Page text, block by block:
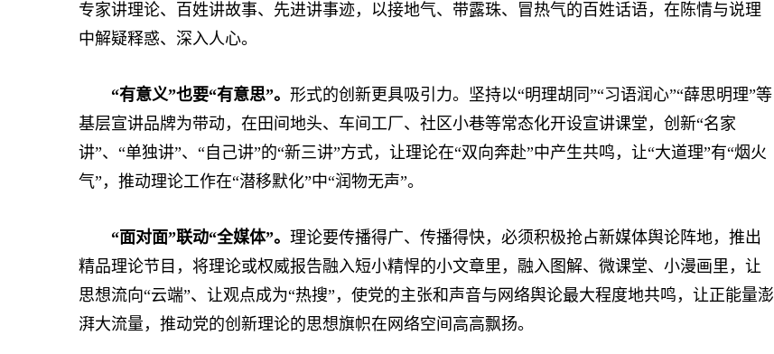
专家讲理论、百姓讲故事、先进讲事迹，以接地气、带露珠、冒热气的百姓话语，在陈情与说理
中解疑释惑、深入人心。
“有意义”也要“有意思”。 形式的创新更具吸引力。坚持以“明理胡同”“习语润心”“薛思明理”等
基层宣讲品牌为带动，在田间地头、车间工厂、社区小巷等常态化开设宣讲课堂，创新“名家
讲”、“单独讲”、“自己讲”的“新三讲”方式，让理论在“双向奔赴”中产生共鸣，让“大道理”有“烟火
气”，推动理论工作在“潜移默化”中“润物无声”。
“面对面”联动“全媒体”。 理论要传播得广、传播得快，必须积极抢占新媒体舆论阵地，推出
精品理论节目，将理论或权威报告融入短小精悍的小文章里，融入图解、微课堂、小漫画里，让
思想流向“云端”、让观点成为“热搜”，使党的主张和声音与网络舆论最大程度地共鸣，让正能量澎
湃大流量，推动党的创新理论的思想旗帜在网络空间高高飘扬。